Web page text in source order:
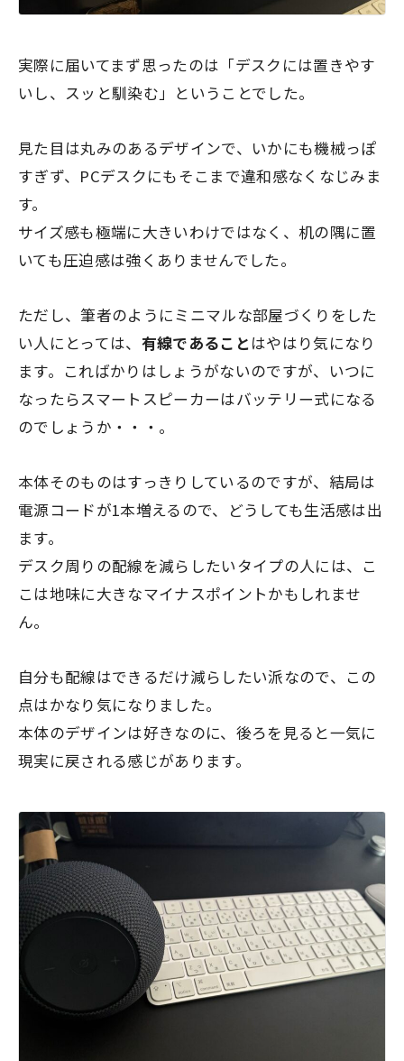
実際に届いてまず思ったのは「デスクには置きやす
いし、スッと馴染む」ということでした。
見た目は丸みのあるデザインで、いかにも機械っぽ
すぎず、PCデスクにもそこまで違和感なくなじみま
す。
サイズ感も極端に大きいわけではなく、机の隅に置
いても圧迫感は強くありませんでした。
ただし、筆者のようにミニマルな部屋づくりをした
い人にとっては、 有線であることはやはり気になり
ます。こればかりはしょうがないのですが、いつに
なったらスマートスピーカーはバッテリー式になる
のでしょうか・・・。
本体そのものはすっきりしているのですが、結局は
電源コードが1本増えるので、どうしても生活感は出
ます。
デスク周りの配線を減らしたいタイプの人には、こ
こは地味に大きなマイナスポイントかもしれませ
ん。
自分も配線はできるだけ減らしたい派なので、この
点はかなり気になりました。
本体のデザインは好きなのに、後ろを見ると一気に
現実に戻される感じがあります。